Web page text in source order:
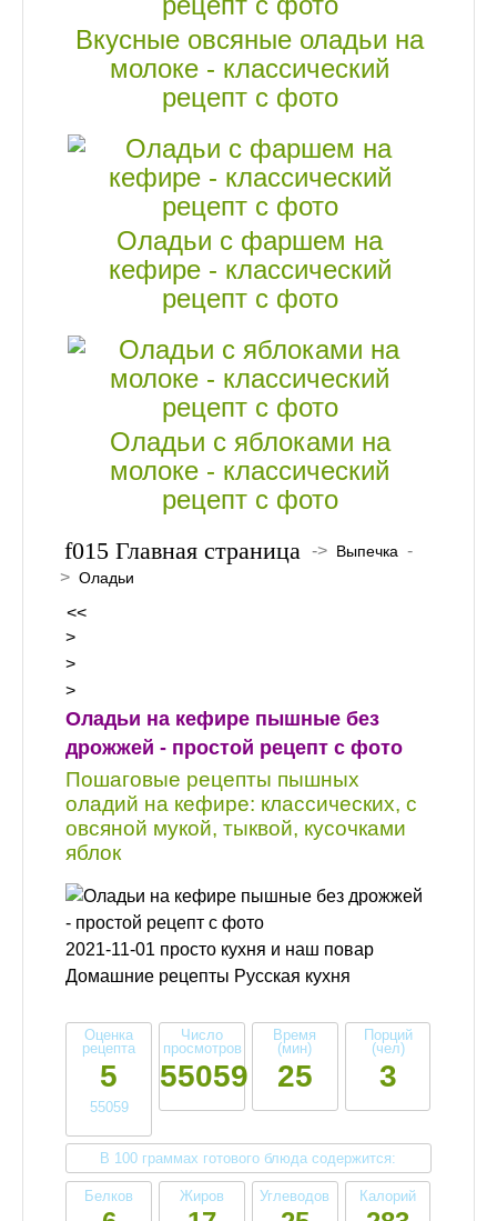
Вкусные овсяные оладьи на
молоке - классический
рецепт с фото
Оладьи с фаршем на
кефире - классический
рецепт с фото
Оладьи с яблоками на
молоке - классический
рецепт с фото
Главная страница -> Выпечка -
>Оладьи
<<
>
>
>
Оладьи на кефире пышные без
дрожжей - простой рецепт с фото
Пошаговые рецепты пышных
оладий на кефире: классических, с
овсяной мукой, тыквой, кусочками
яблок
2021-11-01 просто кухня и наш повар
Домашние рецепты Русская кухня
Оценка
рецепта
5
55059
Число
просмотров
55059
Время
(мин)
25
Порций
(чел)
3
В 100 граммах готового блюда содержится:
Белков Жиров Углеводов Калорий